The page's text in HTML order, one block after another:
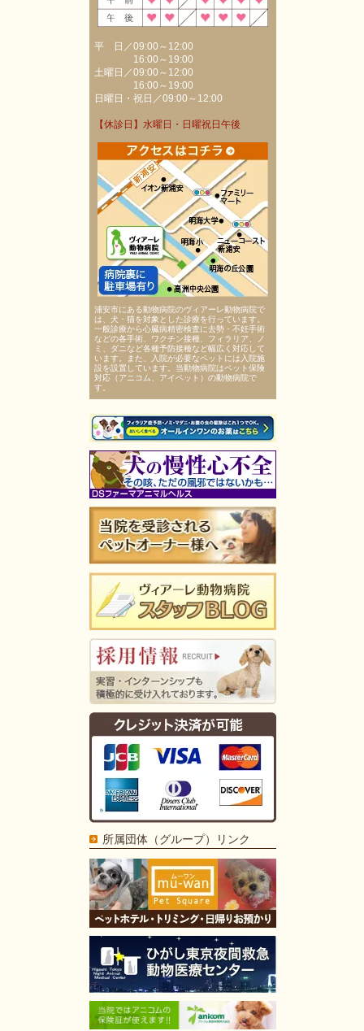
平 日／09:00～12:00
16:00～19:00
土曜日／09:00～12:00
16:00～19:00
日曜日・祝日／09:00～12:00
【休診日】水曜日・日曜祝日午後
浦安市にある動物病院のヴィアーレ動物病院で
は、犬・猫を対象とした診療を行っています。
一般診療から心臓病精密検査に去勢・不妊手術
などの各手術、ワクチン接種、フィラリア、ノ
ミ、ダニなど各種予防接種など幅広く対応して
います。また、入院が必要なペットには入院施
設を設置しています。当動物病院はペット保険
対応（アニコム、アイペット）の動物病院で
す。
所属団体（グループ）リンク